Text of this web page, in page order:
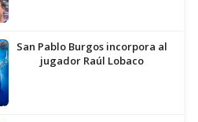
San Pablo Burgos incorpora al
jugador Raúl Lobaco